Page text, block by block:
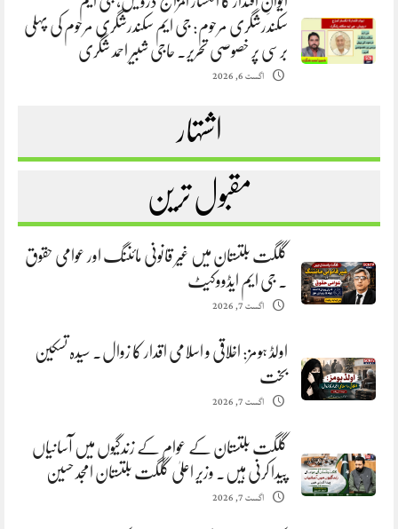
سکندرشگری مرحوم: جی ایم سکندرشگری مرحوم کی پہلی
برسی پر خصوصی تحریر. حاجی شبیر احمد شگری
اگست 6, 2026
اشتہار
مقبول ترین
گلگت بلتستان میں غیر قانونی مائننگ اور عوامی حقوق
. جی ایم ایڈووکیٹ
اگست 7, 2026
اولڈ ہومز: اخلاقی و اسلامی اقدار کا زوال. سیدہ تسکین
بخت
اگست 7, 2026
گلگت بلتستان کے عوام کے زندگیوں میں آسانیاں
پیدا کرنی ہیں. وزیر اعلیٰ گلگت بلتستان امجد حسین
اگست 7, 2026